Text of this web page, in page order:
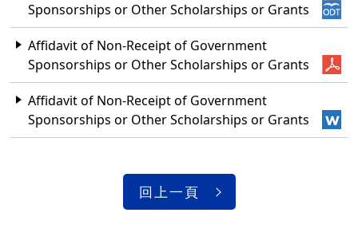
Sponsorships or Other Scholarships or Grants
Affidavit of Non-Receipt of Government
Sponsorships or Other Scholarships or Grants
Affidavit of Non-Receipt of Government
Sponsorships or Other Scholarships or Grants
回上一頁